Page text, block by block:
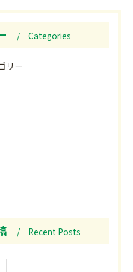
Categories
リー
Recent Posts